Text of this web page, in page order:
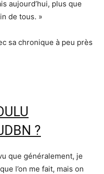
aujourd’hui, plus que
de tous. »
sa chronique à peu près
?
que généralement, je
l’on me fait, mais on